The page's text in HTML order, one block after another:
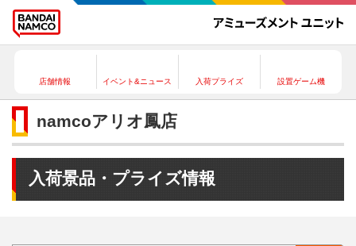
店舗情報 イベント&ニュース 入荷プライズ 設置ゲーム機
namcoアリオ鳳店
入荷景品・プライズ情報